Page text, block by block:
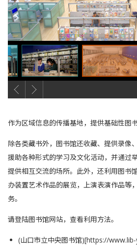
概要
作为区域信息的传播基地，提供基础性图书
除各类藏书外，图书馆还收藏、提供录像
援助各种形式的学习及文化活动，并通过
提供相互交流的场所。此外，还利用图书
办装置艺术作品的展览，上演表演作品等
务。
请登陆图书馆网站，查看利用方法。
(山口市立中央图书馆)[https://